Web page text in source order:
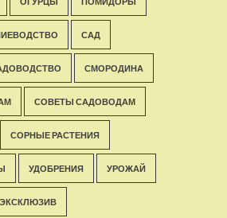
САД
СМОРОДИНА
СОВЕТЫ САДОВОДАМ
СОРНЫЕ РАСТЕНИЯ
УДОБРЕНИЯ УРОЖАЙ
ЭКСКЛЮЗИВ